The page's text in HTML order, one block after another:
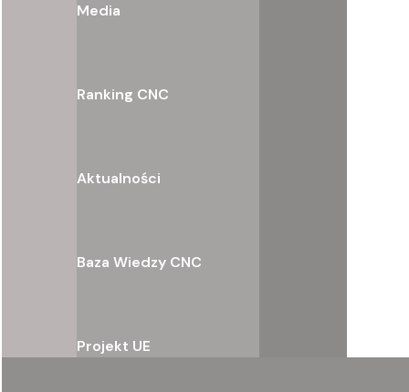
Media
Ranking CNC
Aktualności
Baza Wiedzy CNC
Projekt UE